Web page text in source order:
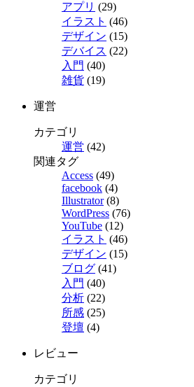
アプリ (29)
イラスト (46)
デザイン (15)
デバイス (22)
入門 (40)
雑貨 (19)
運営
カテゴリ
運営 (42)
関連タグ
Access (49)
facebook (4)
Illustrator(8)
WordPress (76)
YouTube (12)
イラスト (46)
デザイン (15)
ブログ (41)
入門 (40)
分析 (22)
所感 (25)
登壇 (4)
レビュー
カテゴリ